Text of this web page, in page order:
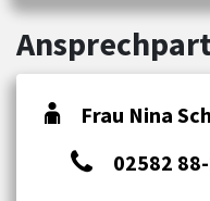
Frau Nina
02582